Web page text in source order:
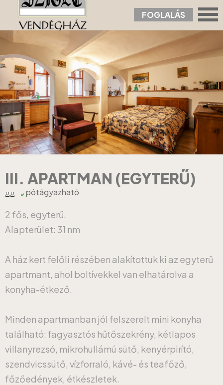
FOGLALÁS
Nyitólap › III. Apartman (egyterű)
III. APARTMAN (EGYTERŰ)
pótágyazható
2 fős, egyterű.
Alapterület: 31 nm
A ház kert felőli részében alakítottuk ki az egyterű
apartmant, ahol boltívekkel van elhatárolva a
konyha-étkező.
Minden apartmanban jól felszerelt mini konyha
található: fagyasztós hűtőszekrény, kétlapos
villanyrezsó, mikrohullámú sütő, kenyérpirító,
szendvicssütő, vízforraló, kávé- és teafőző,
főzőedények, étkészletek.